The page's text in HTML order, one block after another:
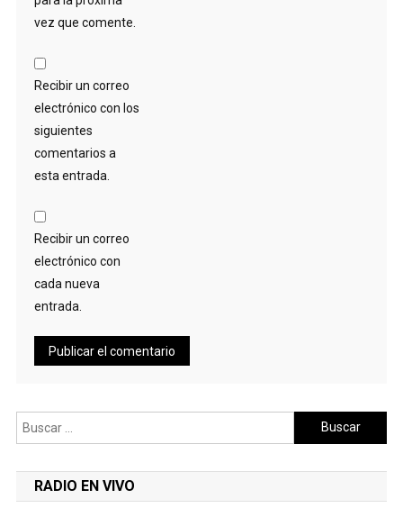
vez que comente.
Recibir un correo
electrónico con los
siguientes
comentarios a
esta entrada.
Recibir un correo
electrónico con
cada nueva
entrada.
Buscar:
RADIO EN VIVO